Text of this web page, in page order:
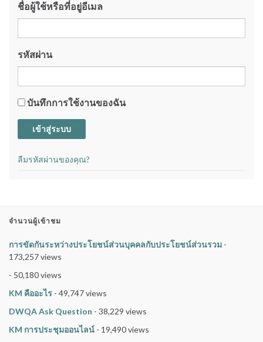
ชื่อผู้ใช้หรือที่อยู่อีเมล
รหัสผ่าน
บันทึกการใช้งานของฉัน
เข้าสู่ระบบ
ลืมรหัสผ่านของคุณ?
จำนวนผู้เข้าชม
การขัดกันระหว่างประโยชน์ส่วนบุคคลกับประโยชน์ส่วนรวม -
173,257 views
- 50,180 views
KM คืออะไร - 49,747 views
DWQA Ask Question - 38,229 views
KM การประชุมออนไลน์ - 19,490 views